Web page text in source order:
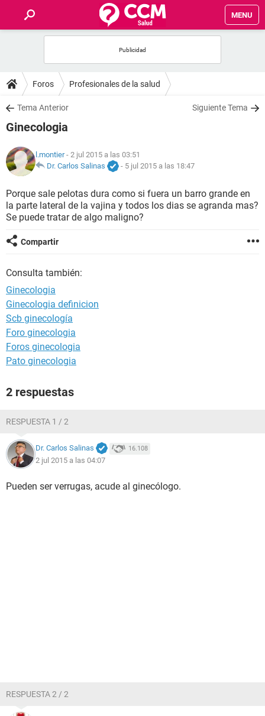
MENU
FOROS
SALUD
NUTRICIÓN
BIENESTAR
Foros Profesionales de la salud
Tema Anterior Siguiente Tema
Ginecologia
l.montier- 2 jul 2015 a las 03:51
Dr. Carlos Salinas
- 5 jul 2015 a las 18:47
Porque sale pelotas dura como si fuera un barro grande en
la parte lateral de la vajina y todos los dias se agranda mas?
Se puede tratar de algo maligno?
Compartir
Consulta también:
Ginecologia
Ginecologia definicion
Scb ginecología
Foro ginecologia
Foros ginecologia
Pato ginecologia
2 respuestas
RESPUESTA 1 / 2
Dr. Carlos Salinas 16.108
2 jul 2015 a las 04:07
Pueden ser verrugas, acude al ginecólogo.
RESPUESTA 2 / 2